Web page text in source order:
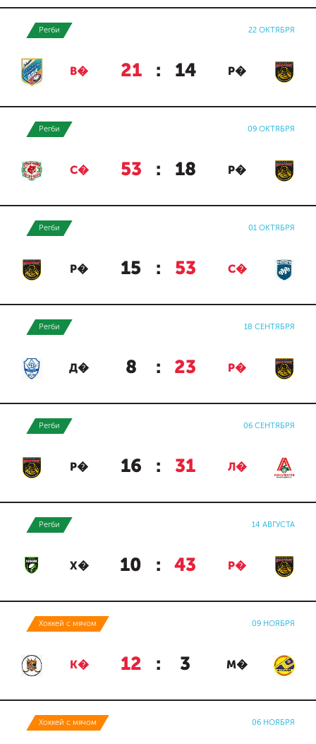
Регби 22 ОКТЯБРЯ
В� 21 : 14 Р�
Регби 09 ОКТЯБРЯ
С� 53 : 18 Р�
Регби 01 ОКТЯБРЯ
Р� 15 : 53 С�
Регби 18 СЕНТЯБРЯ
Д� 8 : 23 Р�
Регби 06 СЕНТЯБРЯ
Р� 16 : 31 Л�
Регби 14 АВГУСТА
Х� 10 : 43 Р�
Хоккей с мячом 09 НОЯБРЯ
К� 12 : 3 М�
Хоккей с мячом 06 НОЯБРЯ